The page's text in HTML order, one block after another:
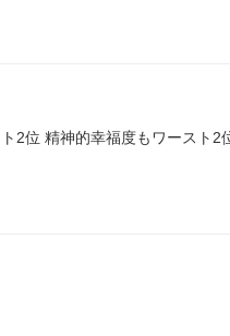
2位 精神的幸福度もワースト